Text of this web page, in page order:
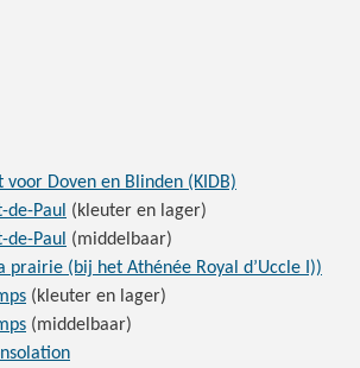
Doven en Blinden (KIDB)
Paul (kleuter en lager)
Paul (middelbaar)
prairie (bij het Athénée Royal d’Uccle I))
(kleuter en lager)
(middelbaar)